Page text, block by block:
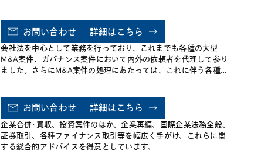
た、コーポレート・ガバナンス関連の案件および法規制に係るア
ドバイスにくわえ、多くの国内およびクロス・ボーダーのシンジ
ケート・ローン、証券その他金融取引に関するアドバイスについ
て豊富な経験を有しています。
お問い合わせ 詳細はこちら
会社法を中心として業務を行っており、これまでも各種の大型
M&A案件、ガバナンス案件において内外の依頼者を代理して参り
ました。さらにM&A案件の処理にあたっては、これに伴う各種の
しては、その後もきめ細かな法律サービスを提供することを心が
け、その結果事業会社・金融機関を問わず、各種の会社の日常業
務に関する法律問題についても幅広い経験を持っています。ま
た、過去に中国にも留学した経験を生かし日本企業の中国進出に
関連した法的アドバイスにも精力的に取り組んでいます。
お問い合わせ 詳細はこちら
企業合併･買収、投資案件のほか、企業再編、国際企業法務全般、
証券取引、各種ファイナンス取引等を幅広く手がけ、これらに関
する総合的アドバイスを得意としています。